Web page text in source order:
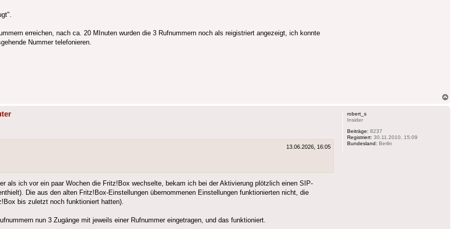
erreichen, nach ca. 20 MInuten wurden die 3 Rufnummern noch als reigistriert angezeigt, ich konnte
Nummer telefonieren.
robert_s
Insider
Beiträge: 8237
Registriert: 30.11.2010, 15:09
Bundesland: Berlin
13.06.2026, 16:05
als ich vor ein paar Wochen die Fritz!Box wechselte, bekam ich bei der Aktivierung plötzlich einen SIP-
Die aus den alten Fritz!Box-Einstellungen übernommenen Einstellungen funktionierten nicht, die
bis zuletzt noch funktioniert hatten).
nun 3 Zugänge mit jeweils einer Rufnummer eingetragen, und das funktioniert.